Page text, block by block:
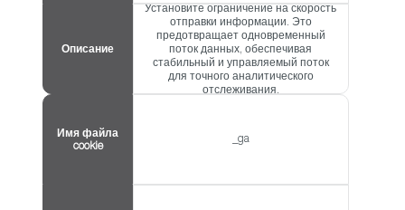
Описание
Установите ограничение на скорость
отправки информации. Это
предотвращает одновременный
поток данных, обеспечивая
стабильный и управляемый поток
для точного аналитического
отслеживания.
Имя файла
cookie
_ga